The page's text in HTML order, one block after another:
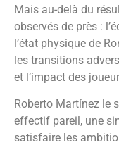
Mais au-delà du
observés de près :
l’état physique de
les transitions
et l’impact des
Roberto Martínez le
effectif pareil, une
satisfaire les